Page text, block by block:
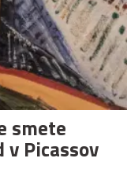
smete
Picassov